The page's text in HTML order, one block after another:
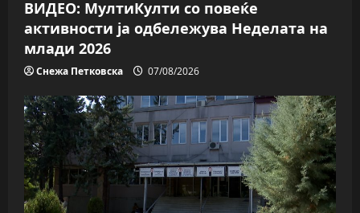
ВИДЕО: МултиКулти со повеќе
активности ја одбележува Неделата на
млади 2026
Снежа Петковска 07/08/2026